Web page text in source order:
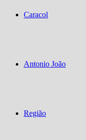
Caracol
Antonio João
Região